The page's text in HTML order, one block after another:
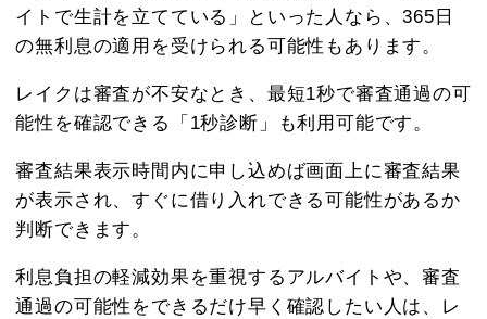
イトで生計を立てている」といった人なら、365日
の無利息の適用を受けられる可能性もあります。
レイクは審査が不安なとき、最短1秒で審査通過の可
能性を確認できる「1秒診断」も利用可能です。
審査結果表示時間内に申し込めば画面上に審査結果
が表示され、すぐに借り入れできる可能性があるか
判断できます。
利息負担の軽減効果を重視するアルバイトや、審査
通過の可能性をできるだけ早く確認したい人は、レ